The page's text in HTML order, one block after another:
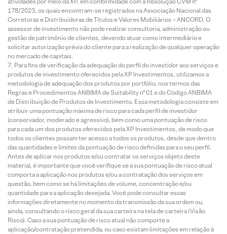
178/2023, os quais encontram-se registrados na Associação Nacional das
Corretoras e Distribuidoras de Títulos e Valores Mobiliários – ANCORD. O
assessor de investimento não pode realizar consultoria, administração ou
gestão de patrimônio de clientes, devendo atuar como intermediário e
solicitar autorização prévia do cliente para a realização de qualquer operação
no mercado de capitais.
Para fins de verificação da adequação do perfil do investidor aos serviços e
produtos de investimento oferecidos pela XP Investimentos, utilizamos a
metodologia de adequação dos produtos por portfólio, nos termos das
Regras e Procedimentos ANBIMA de Suitability nº 01 e do Código ANBIMA
de Distribuição de Produtos de Investimento. Essa metodologia consiste em
atribuir uma pontuação máxima de risco para cada perfil de investidor
(conservador, moderado e agressivo), bem como uma pontuação de risco
para cada um dos produtos oferecidos pela XP Investimentos, de modo que
todos os clientes possam ter acesso a todos os produtos, desde que dentro
das quantidades e limites da pontuação de risco definidas para o seu perfil.
Antes de aplicar nos produtos e/ou contratar os serviços objeto deste
material, é importante que você verifique se a sua pontuação de risco atual
comporta a aplicação nos produtos e/ou a contratação dos serviços em
questão, bem como se há limitações de volume, concentração e/ou
quantidade para a aplicação desejada. Você pode consultar essas
informações diretamente no momento da transmissão da sua ordem ou,
ainda, consultando o risco geral da sua carteira na tela de carteira (Visão
Risco). Caso a sua pontuação de risco atual não comporte a
aplicação/contratação pretendida, ou caso existam limitações em relação à